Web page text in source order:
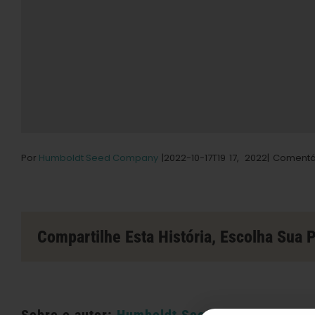
Por Humboldt Seed Company |2022-10-17T19 17, 2022|
Compartilhe Esta História, Escolha Sua